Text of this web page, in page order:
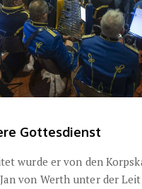
Gottesdienst
wurde er von den
von Werth unter der